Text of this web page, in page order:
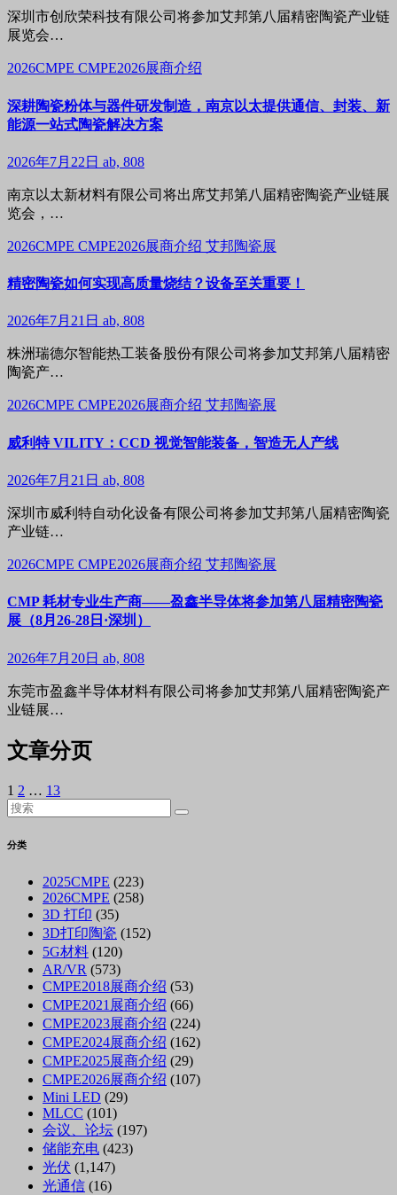
深圳市创欣荣科技有限公司将参加艾邦第八届精密陶瓷产业链
展览会…
2026CMPE CMPE2026展商介绍
深耕陶瓷粉体与器件研发制造，南京以太提供通信、封装、新
能源一站式陶瓷解决方案
2026年7月22日 ab, 808
南京以太新材料有限公司将出席艾邦第八届精密陶瓷产业链展
览会，…
2026CMPE CMPE2026展商介绍 艾邦陶瓷展
精密陶瓷如何实现高质量烧结？设备至关重要！
2026年7月21日 ab, 808
株洲瑞德尔智能热工装备股份有限公司将参加艾邦第八届精密
陶瓷产…
2026CMPE CMPE2026展商介绍 艾邦陶瓷展
威利特 VILITY：CCD 视觉智能装备，智造无人产线
2026年7月21日 ab, 808
深圳市威利特自动化设备有限公司将参加艾邦第八届精密陶瓷
产业链…
2026CMPE CMPE2026展商介绍 艾邦陶瓷展
CMP 耗材专业生产商——盈鑫半导体将参加第八届精密陶瓷
展（8月26-28日·深圳）
2026年7月20日 ab, 808
东莞市盈鑫半导体材料有限公司将参加艾邦第八届精密陶瓷产
业链展…
文章分页
1 2 … 13
分类
2025CMPE (223)
2026CMPE (258)
3D 打印 (35)
3D打印陶瓷 (152)
5G材料 (120)
AR/VR (573)
CMPE2018展商介绍 (53)
CMPE2021展商介绍 (66)
CMPE2023展商介绍 (224)
CMPE2024展商介绍 (162)
CMPE2025展商介绍 (29)
CMPE2026展商介绍 (107)
Mini LED (29)
MLCC (101)
会议、论坛 (197)
储能充电 (423)
光伏 (1,147)
光通信 (16)